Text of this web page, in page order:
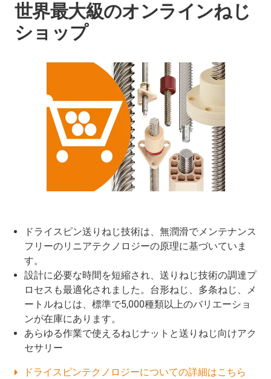
世界最大級のオンラインねじ
ショップ
ドライスピン送りねじ技術は、無潤滑でメンテナンス
フリーのリニアテクノロジーの原理に基づいていま
す。
設計に必要な時間を短縮され、送りねじ技術の調達プ
ロセスも最適化されました。台形ねじ、多条ねじ、メ
ートルねじは、標準で5,000種類以上のバリエーショ
ンが在庫にあります。
あらゆる作業で使えるねじナットと送りねじ向けアク
セサリー
ドライスピンテクノロジーについての詳細はこちら